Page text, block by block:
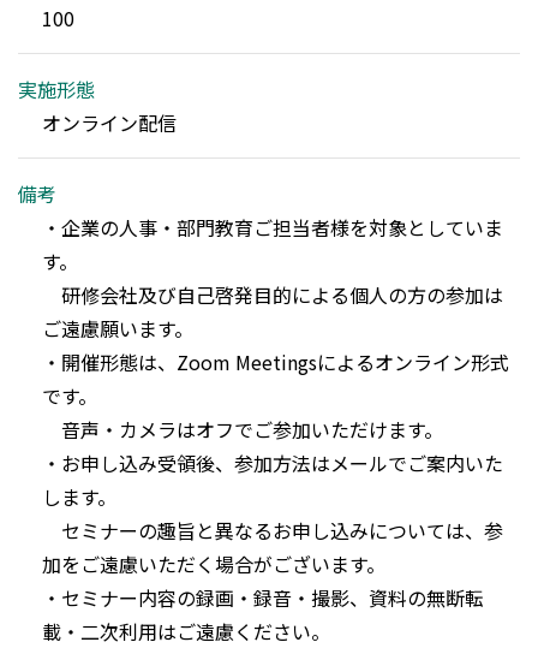
100
実施形態
オンライン配信
備考
・企業の人事・部門教育ご担当者様を対象としていま
す。
研修会社及び自己啓発目的による個人の方の参加は
ご遠慮願います。
・開催形態は、Zoom Meetingsによるオンライン形式
です。
音声・カメラはオフでご参加いただけます。
・お申し込み受領後、参加方法はメールでご案内いた
します。
セミナーの趣旨と異なるお申し込みについては、参
加をご遠慮いただく場合がございます。
・セミナー内容の録画・録音・撮影、資料の無断転
載・二次利用はご遠慮ください。